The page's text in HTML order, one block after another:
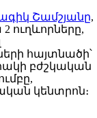
Շամշյանը,
ուղևորները,
հայտնածի՝
բժշկական
կենտրոն։